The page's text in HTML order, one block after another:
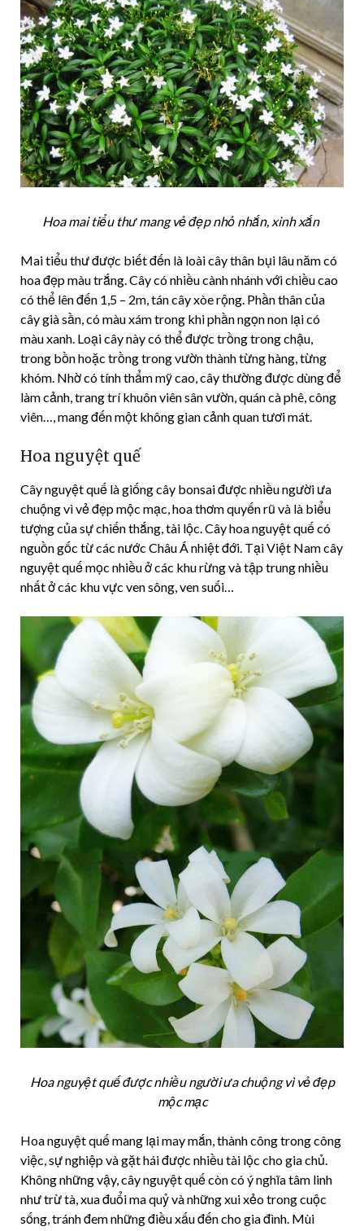
Hoa mai tiểu thư mang vẻ đẹp nhỏ nhắn, xinh xắn
Mai tiểu thư được biết đến là loài cây thân bụi lâu năm có
hoa đẹp màu trắng. Cây có nhiều cành nhánh với chiều cao
có thể lên đến 1,5 – 2m, tán cây xòe rộng. Phần thân của
cây già sần, có màu xám trong khi phần ngọn non lại có
màu xanh. Loại cây này có thể được trồng trong chậu,
trong bồn hoặc trồng trong vườn thành từng hàng, từng
khóm. Nhờ có tính thẩm mỹ cao, cây thường được dùng để
làm cảnh, trang trí khuôn viên sân vườn, quán cà phê, công
viên…, mang đến một không gian cảnh quan tươi mát.
Hoa nguyệt quế
Cây nguyệt quế là giống cây bonsai được nhiều người ưa
chuộng vì vẻ đẹp mộc mạc, hoa thơm quyến rũ và là biểu
tượng của sự chiến thắng, tài lộc. Cây hoa nguyệt quế có
nguồn gốc từ các nước Châu Á nhiệt đới. Tại Việt Nam cây
nguyệt quế mọc nhiều ở các khu rừng và tập trung nhiều
nhất ở các khu vực ven sông, ven suối…
Hoa nguyệt quế được nhiều người ưa chuộng vì vẻ đẹp
mộc mạc
Hoa nguyệt quế mang lại may mắn, thành công trong công
việc, sự nghiệp và gặt hái được nhiều tài lộc cho gia chủ.
Không những vậy, cây nguyệt quế còn có ý nghĩa tâm linh
như trừ tà, xua đuổi ma quỷ và những xui xẻo trong cuộc
sống, tránh đem những điều xấu đến cho gia đình. Mùi